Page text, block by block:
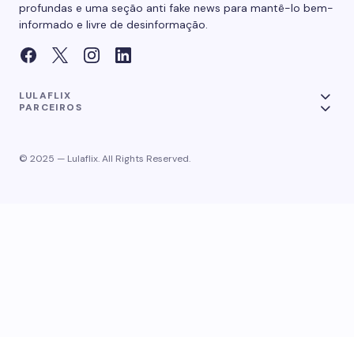
profundas e uma seção anti fake news para mantê-lo bem-
informado e livre de desinformação.
LULAFLIX
PARCEIROS
© 2025 — Lulaflix. All Rights Reserved.